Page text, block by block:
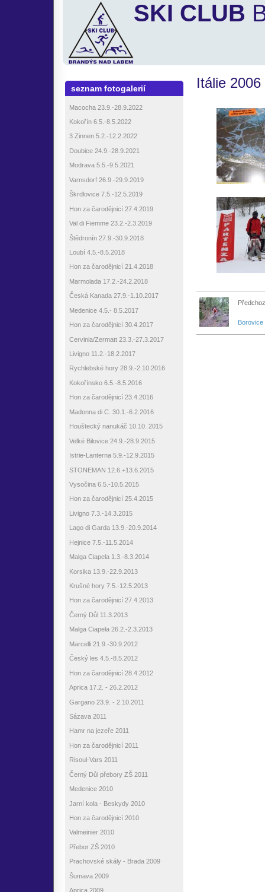
SKI CLUB
Itálie 2006
seznam fotogalerií
Macocha 23.9.-28.9.2022
Kokořín 6.5.-8.5.2022
3 Zinnen 5.2.-12.2.2022
Doubice 24.9.-28.9.2021
Modrava 5.5.-9.5.2021
Varnsdorf 26.9.-29.9.2019
Škrdlovice 7.5.-12.5.2019
Hon za čarodějnicí 27.4.2019
Val di Fiemme 23.2.-2.3.2019
Štědronín 27.9.-30.9.2018
Loubí 4.5.-8.5.2018
Hon za čarodějnicí 21.4.2018
Marmolada 17.2.-24.2.2018
Česká Kanada 27.9.-1.10.2017
Medenice 4.5.- 8.5.2017
Hon za čarodějnicí 30.4.2017
Cervinia/Zermatt 23.3.-27.3.2017
Livigno 11.2.-18.2.2017
Rychlebské hory 28.9.-2.10.2016
Kokořínsko 6.5.-8.5.2016
Hon za čarodějnicí 23.4.2016
Madonna di C. 30.1.-6.2.2016
Houštecký nanukáč 10.10. 2015
Velké Bilovice 24.9.-28.9.2015
Istrie-Lanterna 5.9.-12.9.2015
STONEMAN 12.6.+13.6.2015
Vysočina 6.5.-10.5.2015
Hon za čarodějnicí 25.4.2015
Livigno 7.3.-14.3.2015
Lago di Garda 13.9.-20.9.2014
Hejnice 7.5.-11.5.2014
Malga Ciapela 1.3.-8.3.2014
Korsika 13.9.-22.9.2013
Krušné hory 7.5.-12.5.2013
Hon za čarodějnicí 27.4.2013
Černý Důl 11.3.2013
Malga Ciapela 26.2.-2.3.2013
Marcelli 21.9.-30.9.2012
Český les 4.5.-8.5.2012
Hon za čarodějnicí 28.4.2012
Aprica 17.2. - 26.2.2012
Gargano 23.9. - 2.10.2011
Sázava 2011
Hamr na jezeře 2011
Hon za čarodějnicí 2011
Risoul-Vars 2011
Černý Důl přebory ZŠ 2011
Medenice 2010
Jarní kola - Beskydy 2010
Hon za čarodějnicí 2010
Valmeinier 2010
Přebor ZŠ 2010
Prachovské skály - Brada 2009
Šumava 2009
Aprica 2009